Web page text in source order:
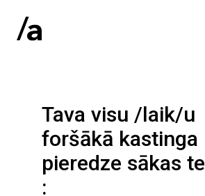
Sākums
Par mums
Kontakti
Tava visu /laik/u
foršākā kastinga
pieredze sākas te